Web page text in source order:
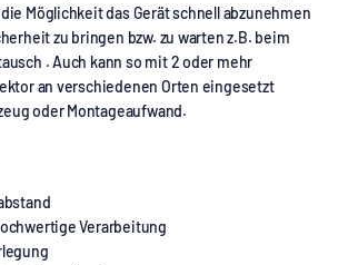
Möglichkeit das Gerät schnell abzunehmen
zu bringen bzw. zu warten z.B. beim
. Auch kann so mit 2 oder mehr
an verschiedenen Orten eingesetzt
oder Montageaufwand.
Verarbeitung